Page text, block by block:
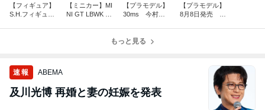
【フィギュア】
S.H.フィギュア
【ミニカー】MI
NI GT LBWK Ni
【プラモデル】
30ms 今村卯
【プラモデル】
8月8日発売 H
もっと見る
速報 ABEMA
及川光博 再婚と妻の妊娠を発表